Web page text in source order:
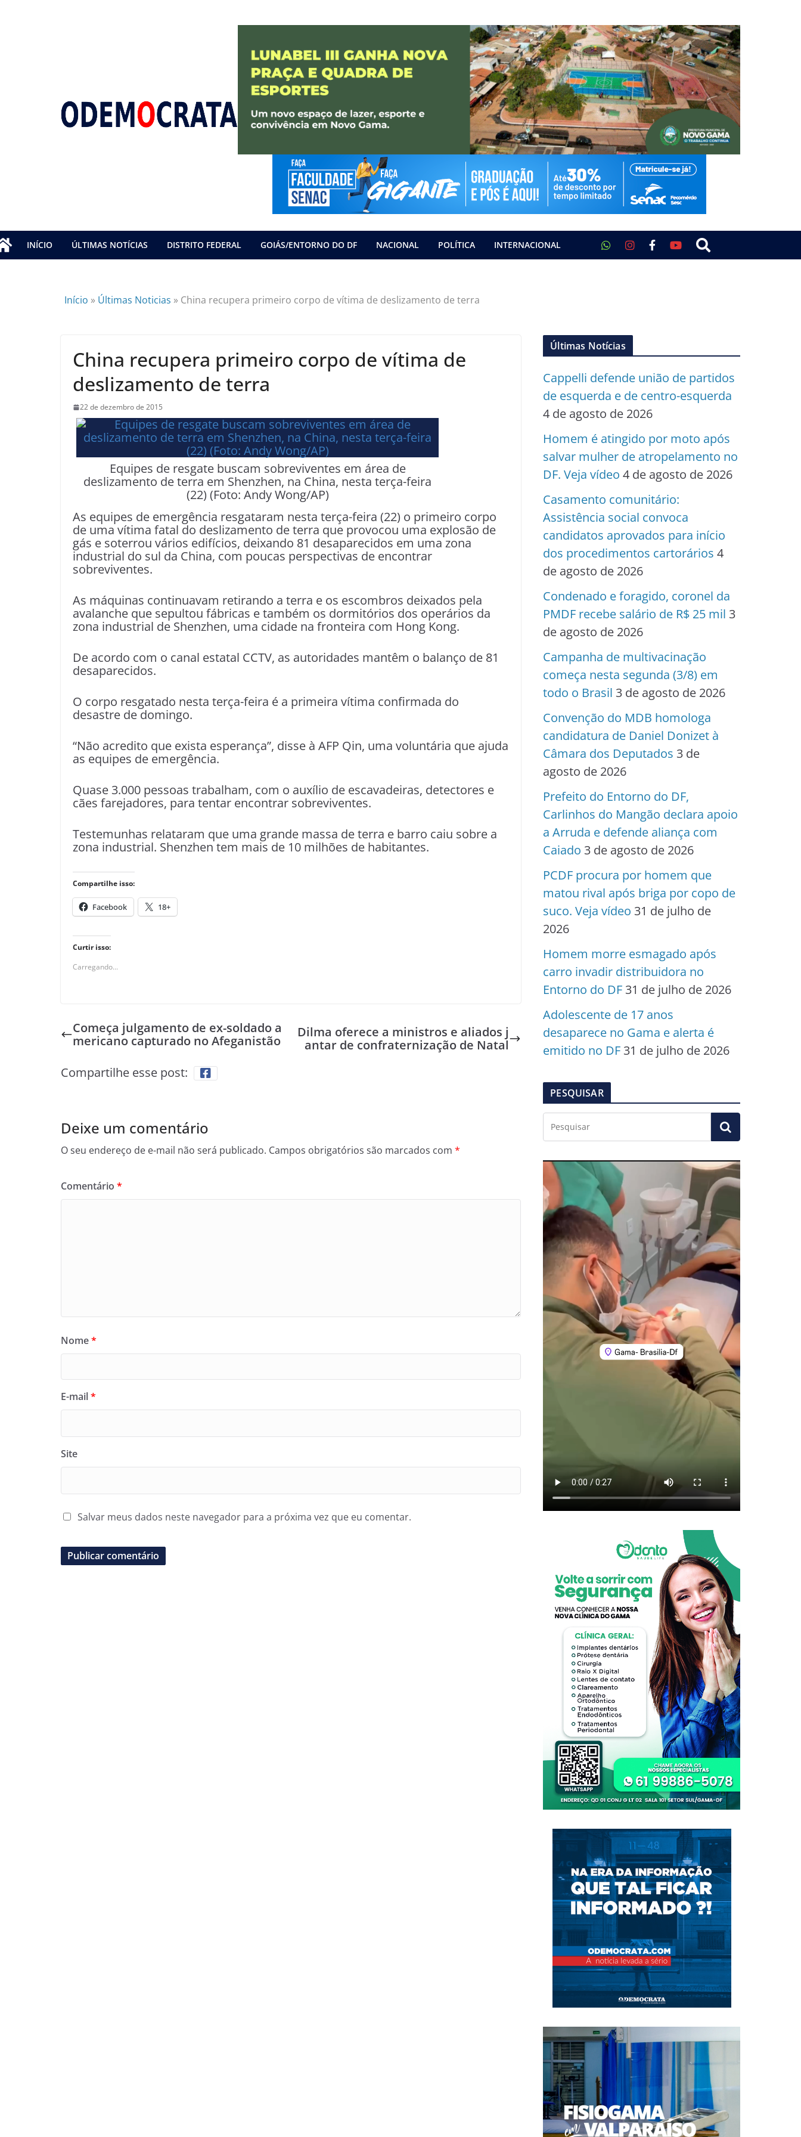
INÍCIO ÚLTIMAS NOTÍCIAS DISTRITO FEDERAL GOIÁS/ENTORNO DO DF NACIONAL POLÍTICA INTERNACIONAL
Início » Últimas Noticias » China recupera primeiro corpo de vítima de deslizamento de terra
China recupera primeiro corpo de vítima de
deslizamento de terra
22 de dezembro de 2015
Equipes de resgate buscam sobreviventes em área de
deslizamento de terra em Shenzhen, na China, nesta terça-feira
(22) (Foto: Andy Wong/AP)
As equipes de emergência resgataram nesta terça-feira (22) o primeiro corpo
de uma vítima fatal do deslizamento de terra que provocou uma explosão de
gás e soterrou vários edifícios, deixando 81 desaparecidos em uma zona
industrial do sul da China, com poucas perspectivas de encontrar
sobreviventes.
As máquinas continuavam retirando a terra e os escombros deixados pela
avalanche que sepultou fábricas e também os dormitórios dos operários da
zona industrial de Shenzhen, uma cidade na fronteira com Hong Kong.
De acordo com o canal estatal CCTV, as autoridades mantêm o balanço de 81
desaparecidos.
O corpo resgatado nesta terça-feira é a primeira vítima confirmada do
desastre de domingo.
“Não acredito que exista esperança”, disse à AFP Qin, uma voluntária que ajuda
as equipes de emergência.
Quase 3.000 pessoas trabalham, com o auxílio de escavadeiras, detectores e
cães farejadores, para tentar encontrar sobreviventes.
Testemunhas relataram que uma grande massa de terra e barro caiu sobre a
zona industrial. Shenzhen tem mais de 10 milhões de habitantes.
Compartilhe isso:
Facebook 18+
Curtir isso:
Carregando...
Começa julgamento de ex-soldado a
mericano capturado no Afeganistão
Dilma oferece a ministros e aliados j
antar de confraternização de Natal
Compartilhe esse post:
Deixe um comentário
O seu endereço de e-mail não será publicado. Campos obrigatórios são marcados com *
Comentário *
Nome*
E-mail*
Site
Salvar meus dados neste navegador para a próxima vez que eu comentar.
Últimas Notícias
Cappelli defende união de partidos
de esquerda e de centro-esquerda
4 de agosto de 2026
Homem é atingido por moto após
salvar mulher de atropelamento no
DF. Veja vídeo 4 de agosto de 2026
Casamento comunitário:
Assistência social convoca
candidatos aprovados para início
dos procedimentos cartorários 4
de agosto de 2026
Condenado e foragido, coronel da
PMDF recebe salário de R$ 25 mil 3
de agosto de 2026
Campanha de multivacinação
começa nesta segunda (3/8) em
todo o Brasil 3 de agosto de 2026
Convenção do MDB homologa
candidatura de Daniel Donizet à
Câmara dos Deputados 3 de
agosto de 2026
Prefeito do Entorno do DF,
Carlinhos do Mangão declara apoio
a Arruda e defende aliança com
Caiado 3 de agosto de 2026
PCDF procura por homem que
matou rival após briga por copo de
suco. Veja vídeo 31 de julho de
2026
Homem morre esmagado após
carro invadir distribuidora no
Entorno do DF 31 de julho de 2026
Adolescente de 17 anos
desaparece no Gama e alerta é
emitido no DF 31 de julho de 2026
PESQUISAR